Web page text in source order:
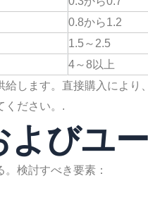
0.8から1.2
1.5～2.5
4～8以上
します。直接購入によ
ください。.
びユ
検討すべき要素：